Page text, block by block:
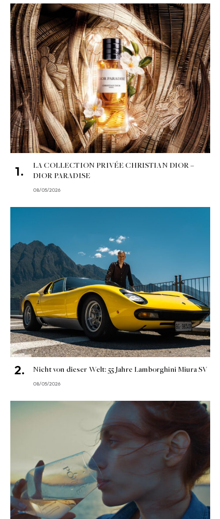
LA COLLECTION PRIVÉE CHRISTIAN DIOR –
DIOR PARADISE
08/05/2026
Nicht von dieser Welt: 55 Jahre Lamborghini Miura SV
08/05/2026